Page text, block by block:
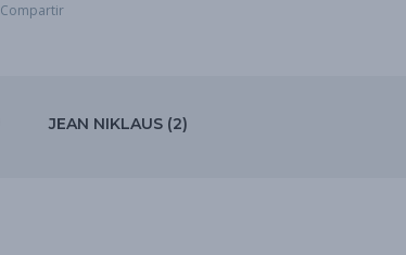
Compartir
JEAN NIKLAUS (2)